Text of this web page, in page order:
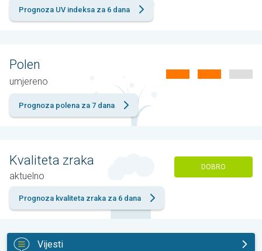
Prognoza UV indeksa za 6 dana
Polen
umjereno
Prognoza polena za 7 dana
Kvaliteta zraka
aktuelno
DOBRO
Prognoza kvaliteta zraka za 6 dana
Vijesti